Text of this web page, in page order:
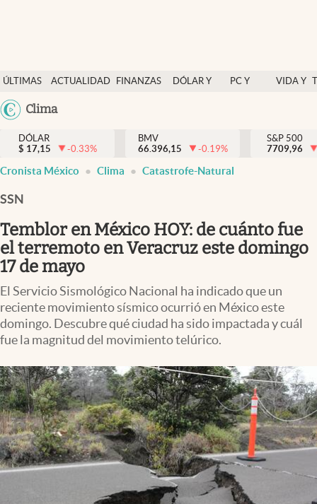
ÚLTIMAS
NOTICIAS
ACTUALIDAD
FINANZAS
DÓLAR Y
PC Y
VIDA Y
México
Clima
Actualidad
Finanzas y economía
Dólar y mercados
Pc y celular
Vida y estilo
Tv
Clima
Mediakit
abre en nueva pestaña
México
DÓLAR
$ 17,15 -0.33%
BMV
66.396,15
-0.19%
S&P 500
7709,96
Cronista México Clima Catastrofe-Natural
SSN
Temblor en México HOY: de cuánto fue
el terremoto en Veracruz este domingo
17 de mayo
El Servicio Sismológico Nacional ha indicado que un
reciente movimiento sísmico ocurrió en México este
domingo. Descubre qué ciudad ha sido impactada y cuál
fue la magnitud del movimiento telúrico.